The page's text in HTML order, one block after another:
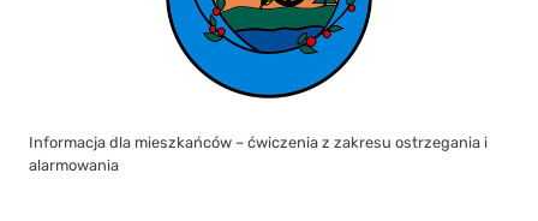
Informacja dla mieszkańców – ćwiczenia z zakresu ostrzegania i
alarmowania